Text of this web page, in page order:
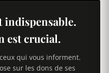
indispensable.
est crucial.
qui vous informent.
sur les dons de ses